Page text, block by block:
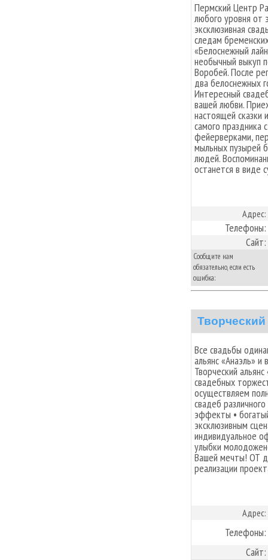
Пермский Центр
любого уровня от
эксклюзивная
следам
«Белоснежный
необычный выкуп
Воробей. После
два белоснежных
Интересный
вашей любви.
настоящей
самого
фейерверками,
мыльных пузырей
людей.
останется в виде
Адрес:
Телефоны:
Сайт:
Сообщите нам
обязательно, если есть
ошибка:
Все свадьбы
альянс «Анаэль» и
Творческий
свадебных
осуществляем
свадеб
эффекты •
эксклюзивным
индивидуальное
улыбки
Вашей мечты! ОТ
реализации
Адрес:
Телефоны:
Сайт: